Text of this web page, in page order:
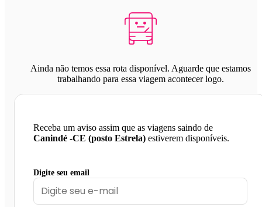
Ainda não temos essa rota disponível. Aguarde que estamos
trabalhando para essa viagem acontecer logo.
Receba um aviso assim que as viagens saindo de
Canindé -CE (posto Estrela) estiverem disponíveis.
Digite seu email